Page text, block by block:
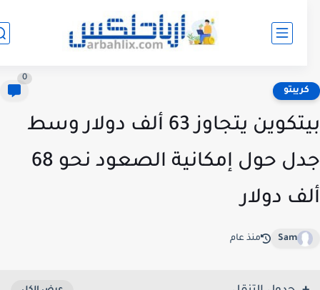
بيتكوين يتجاوز 63 ألف دولار وسط
جدل حول إمكانية الصعود نحو 68
دولار
Sam منذ عام